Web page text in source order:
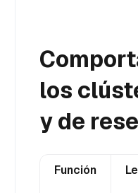
los
y de
Función